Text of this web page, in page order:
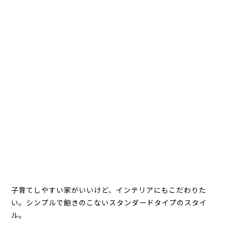
子育てしやすい家がいいけど、インテリアにもこだわりた
い。シンプルで飽きのこないスタンダードタイプのスタイ
ル。